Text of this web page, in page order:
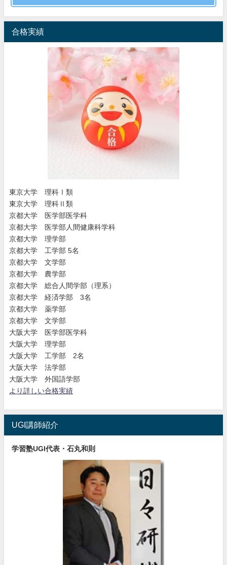
合格実績
東京大学 理科Ⅰ類
東京大学 理科Ⅱ類
京都大学 医学部医学科
京都大学 医学部人間健康科学科
京都大学 理学部
京都大学 工学部 5名
京都大学 文学部
京都大学 農学部
京都大学 総合人間学部（理系）
京都大学 経済学部 3名
京都大学 薬学部
京都大学 文学部
大阪大学 医学部医学科
大阪大学 理学部
大阪大学 工学部 2名
大阪大学 法学部
大阪大学 外国語学部
より詳しい合格実績
UGI講師紹介
学習塾UGI代表・石丸和則